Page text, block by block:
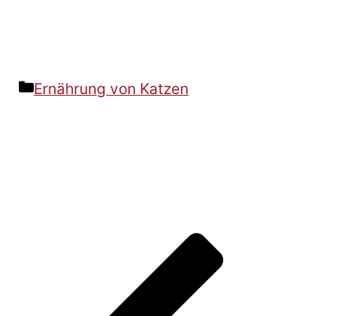
Kategorien
Ernährung von Katzen